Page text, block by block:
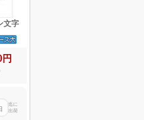
文字
迄に
出荷